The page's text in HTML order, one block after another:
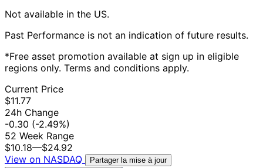
Not available in the US.
Past Performance is not an indication of future results.
*Free asset promotion available at sign up in eligible
regions only. Terms and conditions apply.
Current Price
$11.77
24h Change
-0.30 (-2.49%)
52 Week Range
$10.18—$24.92
View on NASDAQ
Partager la mise à jour